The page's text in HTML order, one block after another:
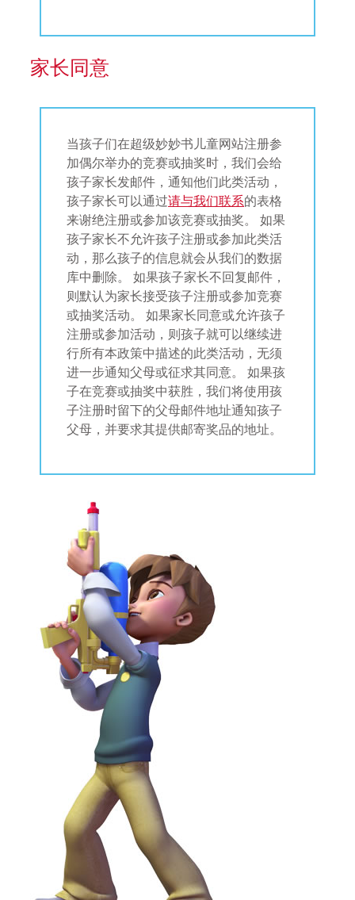
家长同意
当孩子们在超级妙妙书儿童网站注册参
加偶尔举办的竞赛或抽奖时，我们会给
孩子家长发邮件，通知他们此类活动，
孩子家长可以通过请与我们联系的表格
来谢绝注册或参加该竞赛或抽奖。 如果
孩子家长不允许孩子注册或参加此类活
动，那么孩子的信息就会从我们的数据
库中删除。 如果孩子家长不回复邮件，
则默认为家长接受孩子注册或参加竞赛
或抽奖活动。 如果家长同意或允许孩子
注册或参加活动，则孩子就可以继续进
行所有本政策中描述的此类活动，无须
进一步通知父母或征求其同意。 如果孩
子在竞赛或抽奖中获胜，我们将使用孩
子注册时留下的父母邮件地址通知孩子
父母，并要求其提供邮寄奖品的地址。